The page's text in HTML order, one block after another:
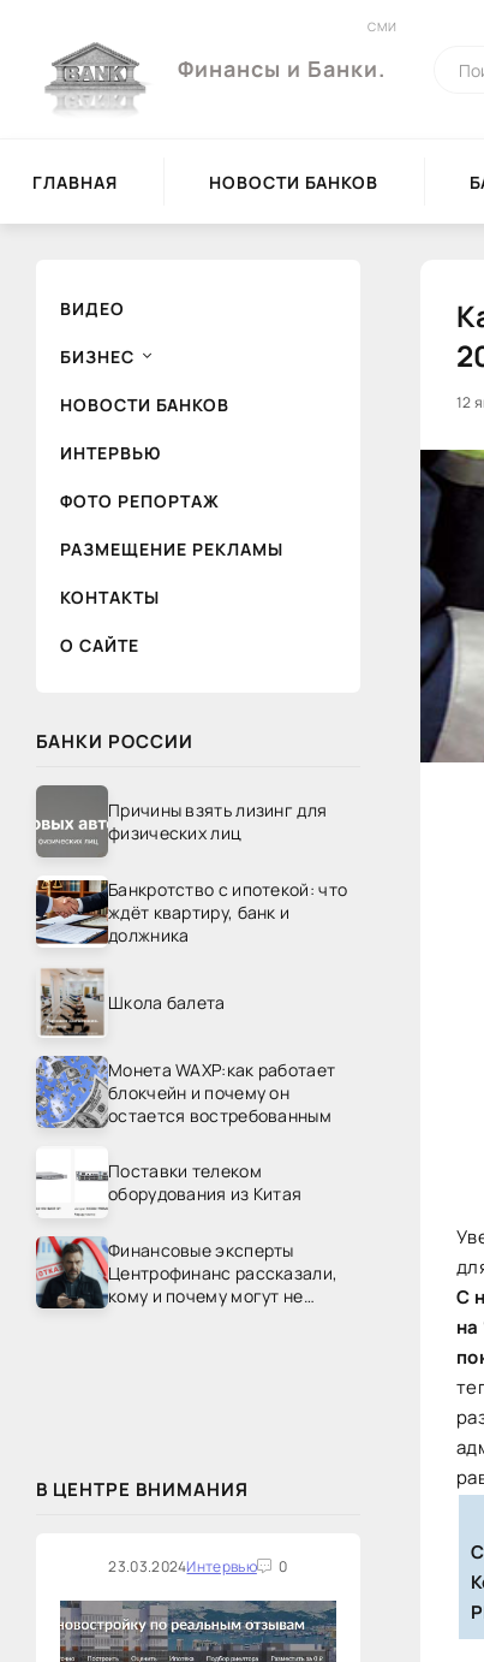
Финансы и Банки.
СМИ
ГЛАВНАЯ НОВОСТИ БАНКОВ
ВИДЕО
БИЗНЕС
НОВОСТИ БАНКОВ
ИНТЕРВЬЮ
ФОТО РЕПОРТАЖ
РАЗМЕЩЕНИЕ РЕКЛАМЫ
КОНТАКТЫ
О САЙТЕ
БАНКИ РОССИИ
Причины взять лизинг для
физических лиц
Банкротство с ипотекой: что
ждёт квартиру, банк и
должника
Школа балета
Монета WAXP:как работает
блокчейн и почему он
остается востребованным
Поставки телеком
оборудования из Китая
Финансовые эксперты
Центрофинанс рассказали,
кому и почему могут не
В ЦЕНТРЕ ВНИМАНИЯ
23.03.2024Интервью 0
12
С
на